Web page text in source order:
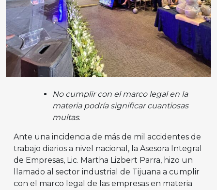
No cumplir con el marco legal en la
materia podría significar cuantiosas
multas.
Ante una incidencia de más de mil accidentes de
trabajo diarios a nivel nacional, la Asesora Integral
de Empresas, Lic. Martha Lizbert Parra, hizo un
llamado al sector industrial de Tijuana a cumplir
con el marco legal de las empresas en materia